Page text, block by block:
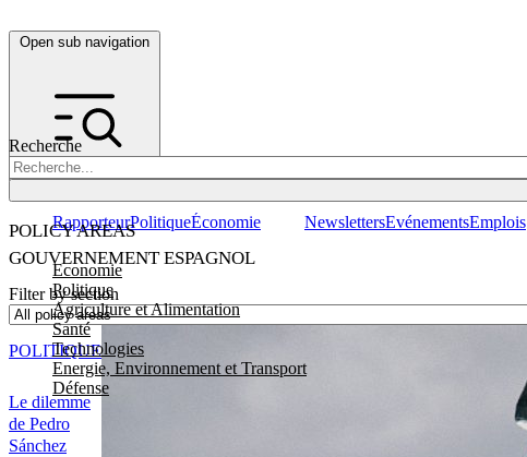
Open sub navigation
Recherche
POLICY AREAS
Economie
Politique
Agriculture et Alimentation
Santé
Technologies
Energie, Environnement et Transport
Défense
RapporteurPolitiqueÉconomie NewslettersEvénementsEmplois
GOUVERNEMENT ESPAGNOL
Filter by section
Le dilemme
de Pedro
Sánchez
POLITIQUE